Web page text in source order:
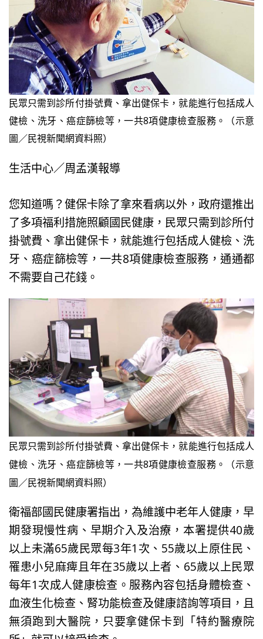
民眾只需到診所付掛號費、拿出健保卡，就能進行包括成人
健檢、洗牙、癌症篩檢等，一共8項健康檢查服務。（示意
圖／民視新聞網資料照）
生活中心／周孟漢報導
您知道嗎？健保卡除了拿來看病以外，政府還推出
了多項福利措施照顧國民健康，民眾只需到診所付
掛號費、拿出健保卡，就能進行包括成人健檢、洗
牙、癌症篩檢等，一共8項健康檢查服務，通通都
不需要自己花錢。
民眾只需到診所付掛號費、拿出健保卡，就能進行包括成人
健檢、洗牙、癌症篩檢等，一共8項健康檢查服務。（示意
圖／民視新聞網資料照）
衛福部國民健康署指出，為維護中老年人健康，早
期發現慢性病、早期介入及治療，本署提供40歲
以上未滿65歲民眾每3年1次、55歲以上原住民、
罹患小兒麻痺且年在35歲以上者、65歲以上民眾
每年1次成人健康檢查。服務內容包括身體檢查、
血液生化檢查、腎功能檢查及健康諮詢等項目，且
無須跑到大醫院，只要拿健保卡到「特約醫療院